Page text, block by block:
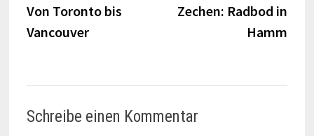
Von Toronto bis
Vancouver
Zechen: Radbod in
Hamm
Schreibe einen Kommentar